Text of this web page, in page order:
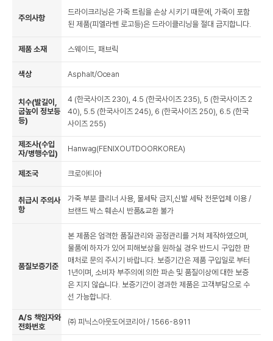
주의사항
드라이크리닝은 가죽 트림을 손상 시키기 때문에, 가죽이 포함
된 제품(피엘라벤 로고등)은 드라이클리닝을 절대 금지합니다.
제품 소재 스웨이드, 패브릭
색상 Asphalt/Ocean
치수(발길이,
굽높이 정보등
등)
4 (한국사이즈 230), 4.5 (한국사이즈 235), 5 (한국사이즈 2
40), 5.5 (한국사이즈 245), 6 (한국사이즈 250), 6.5 (한국
사이즈 255)
제조사(수입
자/병행수입)
Hanwag(FENIXOUTDOORKOREA)
제조국 크로아티아
취급시 주의사
항
가죽 부분 클리너 사용, 물세탁 금지,신발 세탁 전문업체 이용 /
브랜드 박스 훼손시 반품&교환 불가
품질보증기준
본 제품은 엄격한 품질관리와 공정관리를 거쳐 제작하였으며,
물품에 하자가 있어 피해보상을 원하실 경우 반드시 구입한 판
매처로 문의 주시기 바랍니다. 보증기간은 제품 구입일로 부터
1년이며, 소비자 부주의에 의한 파손 및 품질이상에 대한 보증
은 지지 않습니다. 보증기간이 경과한 제품은 고객부담으로 수
선 가능합니다.
A/S 책임자와
전화번호
㈜ 피닉스아웃도어코리아 / 1566-8911